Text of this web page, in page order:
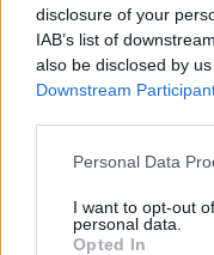
disclosure of your
IAB’s list of
also be disclosed by
Downstream
Personal Data
I want to opt-out
personal data.
Opted In
T.
Pedig